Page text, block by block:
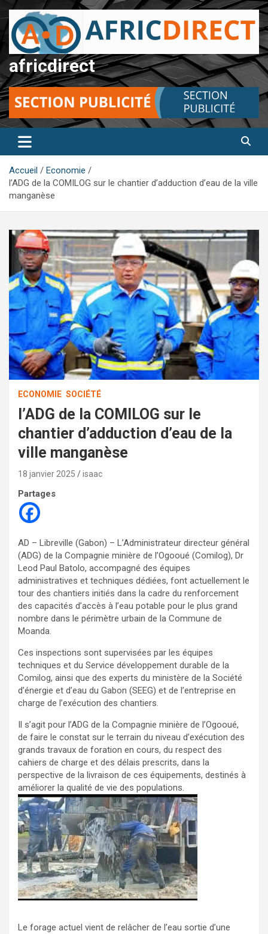
Aller
au
contenu
africdirect
Accueil
Economie
l’ADG de la COMILOG sur le chantier d’adduction d’eau de la ville
manganèse
ECONOMIE SOCIÉTÉ
l’ADG de la COMILOG sur le
chantier d’adduction d’eau de la
ville manganèse
18 janvier 2025 isaac
Partages
AD – Libreville (Gabon) – L’Administrateur directeur général
(ADG) de la Compagnie minière de l’Ogooué (Comilog), Dr
Leod Paul Batolo, accompagné des équipes
administratives et techniques dédiées, font actuellement le
tour des chantiers initiés dans la cadre du renforcement
des capacités d’accès à l’eau potable pour le plus grand
nombre dans le périmètre urbain de la Commune de
Moanda.
Ces inspections sont supervisées par les équipes
techniques et du Service développement durable de la
Comilog, ainsi que des experts du ministère de la Société
d’énergie et d’eau du Gabon (SEEG) et de l’entreprise en
charge de l’exécution des chantiers.
Il s’agit pour l’ADG de la Compagnie minière de l’Ogooué,
de faire le constat sur le terrain du niveau d’exécution des
grands travaux de foration en cours, du respect des
cahiers de charge et des délais prescrits, dans la
perspective de la livraison de ces équipements, destinés à
améliorer la qualité de vie des populations.
Le forage actuel vient de relâcher de l’eau sortie d’une